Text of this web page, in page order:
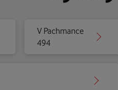
V Pachmance
494